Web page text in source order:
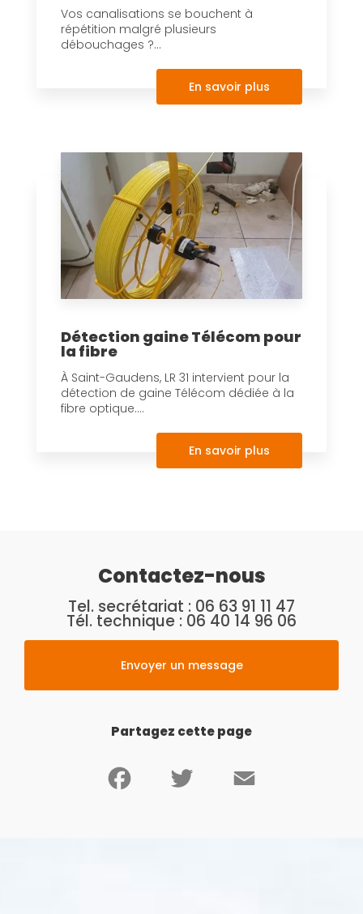
Vos canalisations se bouchent à
répétition malgré plusieurs
débouchages ?...
En savoir plus
Détection gaine Télécom pour
la fibre
À Saint-Gaudens, LR 31 intervient pour la
détection de gaine Télécom dédiée à la
fibre optique....
En savoir plus
Contactez-nous
Tel. secrétariat : 06 63 91 11 47
Tél. technique : 06 40 14 96 06
Envoyer un message
Partagez cette page